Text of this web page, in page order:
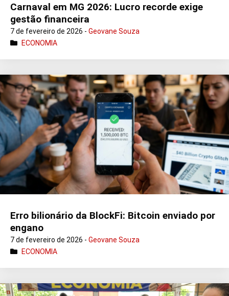
Carnaval em MG 2026: Lucro recorde exige
gestão financeira
7 de fevereiro de 2026 - Geovane Souza
ECONOMIA
Erro bilionário da BlockFi: Bitcoin enviado por
engano
7 de fevereiro de 2026 - Geovane Souza
ECONOMIA